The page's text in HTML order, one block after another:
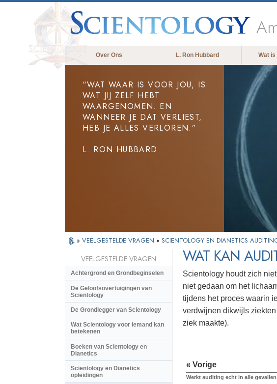
Over Ons L. Ron Hubbard Wat
“WAT WAAR IS VOOR JOU, IS
WAT JIJ ZELF HEBT
WAARGENOMEN. EN
WANNEER JE DAT VERLIEST,
HEB JE ALLES VERLOREN.”
L. RON HUBBARD
» VEELGESTELDE VRAGEN » SCIENTOLOGY EN DIANETICS
WAT KAN
Scientology houdt zich
niet gedaan om het
tijdens het proces waarin
verdwijnen dikwijls
ziek maakte).
« Vorige
Werkt auditing echt in alle
VEELGESTELDE VRAGEN
Achtergrond en Grondbeginselen
De Geloofsovertuigingen van
Scientology
De Grondlegger van Scientology
Wat Scientology voor iemand kan
betekenen
Boeken van Scientology en
Dianetics
Scientology en Dianetics
opleidingen